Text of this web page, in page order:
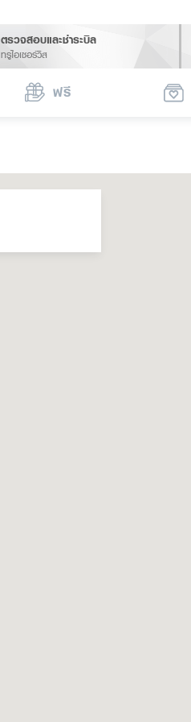
ตรวจสอบและชำระบิล
ทรูไอเซอร์วิส
ฟรี